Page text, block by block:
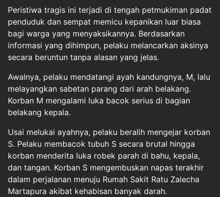
Peristiwa tragis ini terjadi di tengah petmukiman padat
penduduk dan sempat memicu kepanikan luar biasa
bagi warga yang menyaksikannya. Berdasarkan
informasi yang dihimpun, pelaku melancarkan aksinya
secara beruntun tanpa alasan yang jelas.
Awalnya, pelaku mendatangi ayah kandungnya, M, lalu
melayangkan sabetan parang dari arah belakang.
Korban M mengalami luka bacok serius di bagian
belakang kepala.
Usai melukai ayahnya, pelaku beralih mengejar korban
S. Pelaku membacok tubuh S secara brutal hingga
korban menderita luka robek parah di bahu, kepala,
dan tangan. Korban S mengembuskan napas terakhir
dalam perjalanan menuju Rumah Sakit Ratu Zalecha
Martapura akibat kehabisan banyak darah.